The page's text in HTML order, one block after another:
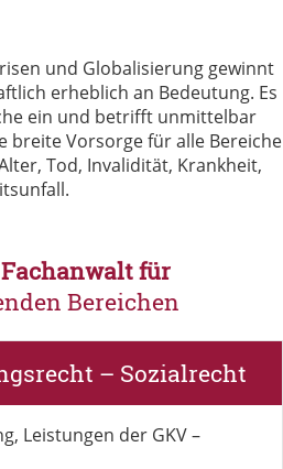
und Globalisierung gewinnt
erheblich an Bedeutung. Es
ein und betrifft unmittelbar
breite Vorsorge für alle Bereiche
Tod, Invalidität, Krankheit,
Fachanwalt für
Bereichen
– Sozialrecht
Leistungen der GKV –